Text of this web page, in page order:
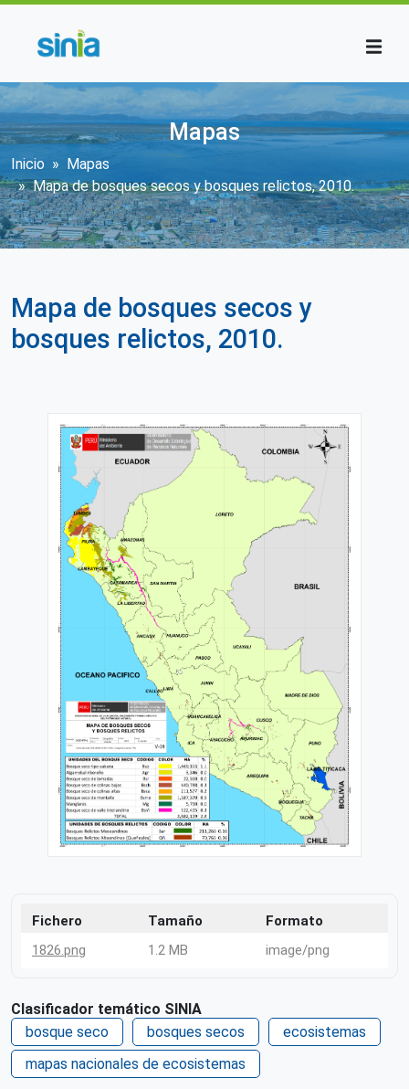
Mapas
Sobrescribir enlaces de ayuda a la
Inicio
Mapas
Mapa de bosques secos y bosques relictos, 2010.
Mapa de bosques secos y
bosques relictos, 2010.
Fichero Tamaño
Formato
1826.png
1.2 MB image/png
Clasificador temático SINIA
bosque seco
bosques secos
ecosistemas
mapas nacionales de ecosistemas